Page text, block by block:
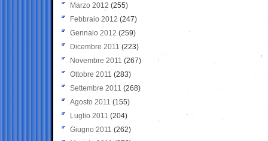
Marzo 2012 (255)
Febbraio 2012 (247)
Gennaio 2012 (259)
Dicembre 2011 (223)
Novembre 2011 (267)
Ottobre 2011 (283)
Settembre 2011 (268)
Agosto 2011 (155)
Luglio 2011 (204)
Giugno 2011 (262)